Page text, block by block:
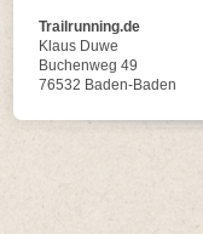
Trailrunning.de
Klaus Duwe
Buchenweg 49
76532 Baden-Baden